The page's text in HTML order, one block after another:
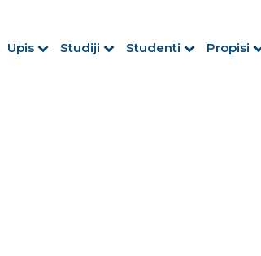
Upis Studiji Studenti Propisi